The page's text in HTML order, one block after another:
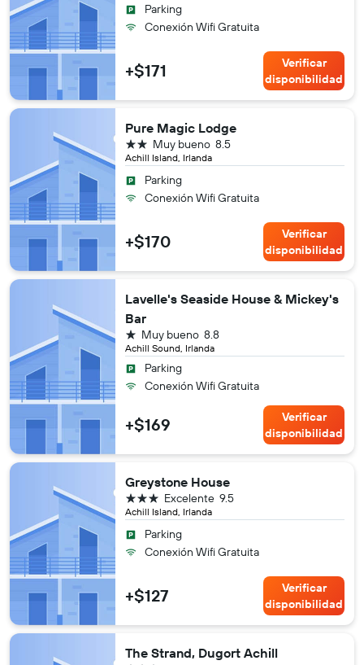
Parking
Conexión Wifi Gratuita
+$171
Verificar
disponibilidad
Pure Magic Lodge
Achill Island, Irlanda
8.5
Muy bueno
2 estrellas
Parking
Conexión Wifi Gratuita
+$170
Verificar
disponibilidad
Lavelle's Seaside House & Mickey's
Bar
Achill Sound, Irlanda
8.8
Muy bueno
1 estrella
Parking
Conexión Wifi Gratuita
+$169
Verificar
disponibilidad
Greystone House
Achill Island, Irlanda
9.5
Excelente
3 estrellas
Parking
Conexión Wifi Gratuita
+$127
Verificar
disponibilidad
The Strand, Dugort Achill